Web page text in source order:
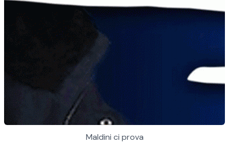
Maldini ci prova